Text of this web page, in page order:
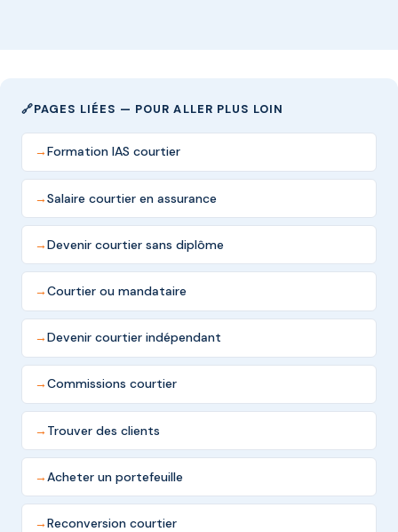
PAGES LIÉES — POUR ALLER PLUS LOIN
Formation IAS courtier
Salaire courtier en assurance
Devenir courtier sans diplôme
Courtier ou mandataire
Devenir courtier indépendant
Commissions courtier
Trouver des clients
Acheter un portefeuille
Reconversion courtier